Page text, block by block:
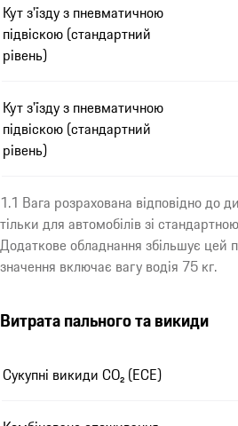
Кут з'їзду з пневматичною
підвіскою (стандартний
рівень)
Кут з'їзду з пневматичною
підвіскою (стандартний
рівень)
1.1 Вага розрахована відповідно до
тільки для автомобілів зі
Додаткове обладнання збільшує цей
значення включає вагу водія 75 кг.
Витрата пального та викиди
Сукупні викиди CO₂ (ECE)